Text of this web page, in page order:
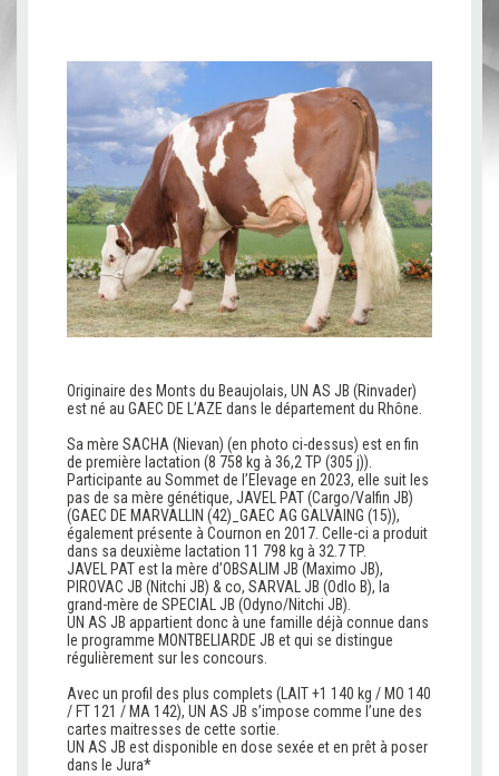
Originaire des Monts du Beaujolais, UN AS JB (Rinvader)
est né au GAEC DE L’AZE dans le département du Rhône.
Sa mère SACHA (Nievan) (en photo ci-dessus) est en fin
de première lactation (8 758 kg à 36,2 TP (305 j)).
Participante au Sommet de l’Elevage en 2023, elle suit les
pas de sa mère génétique, JAVEL PAT (Cargo/Valfin JB)
(GAEC DE MARVALLIN (42)_GAEC AG GALVAING (15)),
également présente à Cournon en 2017. Celle-ci a produit
dans sa deuxième lactation 11 798 kg à 32.7 TP.
JAVEL PAT est la mère d’OBSALIM JB (Maximo JB),
PIROVAC JB (Nitchi JB) & co, SARVAL JB (Odlo B), la
grand-mère de SPECIAL JB (Odyno/Nitchi JB).
UN AS JB appartient donc à une famille déjà connue dans
le programme MONTBELIARDE JB et qui se distingue
régulièrement sur les concours.
Avec un profil des plus complets (LAIT +1 140 kg / MO 140
/ FT 121 / MA 142), UN AS JB s’impose comme l’une des
cartes maitresses de cette sortie.
UN AS JB est disponible en dose sexée et en prêt à poser
dans le Jura*